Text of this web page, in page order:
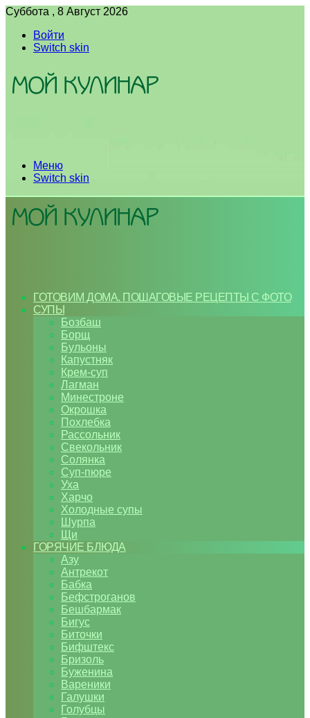
Суббота , 8 Август 2026
Войти
Switch skin
Меню
Switch skin
ГОТОВИМ ДОМА. ПОШАГОВЫЕ РЕЦЕПТЫ С ФОТО
СУПЫ
Бозбаш
Борщ
Бульоны
Капустняк
Крем-суп
Лагман
Минестроне
Окрошка
Похлебка
Рассольник
Свекольник
Солянка
Суп-пюре
Уха
Харчо
Холодные супы
Шурпа
Щи
ГОРЯЧИЕ БЛЮДА
Азу
Антрекот
Бабка
Бефстроганов
Бешбармак
Бигус
Биточки
Бифштекс
Бризоль
Буженина
Вареники
Галушки
Голубцы